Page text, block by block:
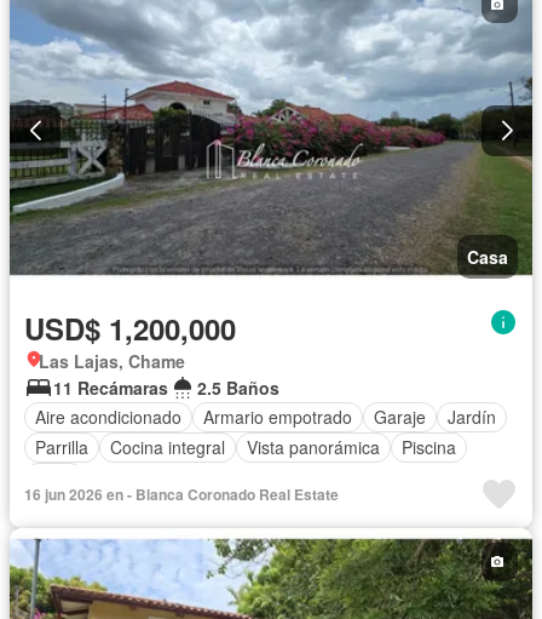
Casa
USD$ 1,200,000
Las Lajas, Chame
11 Recámaras
2.5 Baños
Aire acondicionado
Armario empotrado Garaje
Jardín
Parrilla
Cocina integral Vista panorámica
Piscina
16 jun 2026 en - Blanca Coronado Real Estate